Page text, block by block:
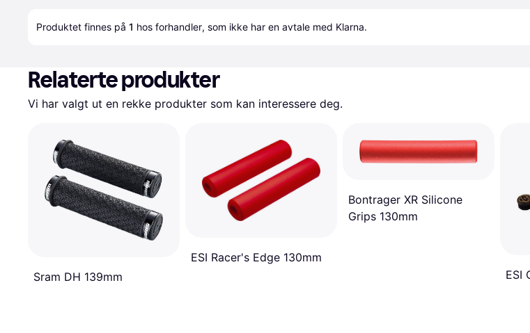
Produktet finnes på 1 hos forhandler, som ikke har en avtale med Klarna.
Relaterte produkter
Vi har valgt ut en rekke produkter som kan interessere deg.
Sram DH 139mm
ESI Racer's Edge 130mm
Bontrager XR Silicone
Grips 130mm
ESI